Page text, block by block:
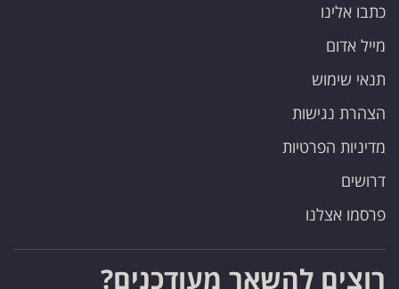
כתבו אלינו
מייל אדום
תנאי שימוש
הצהרת נגישות
מדיניות הפרטיות
דרושים
פרסמו אצלנו
רוצים להשאר מעודכנים?